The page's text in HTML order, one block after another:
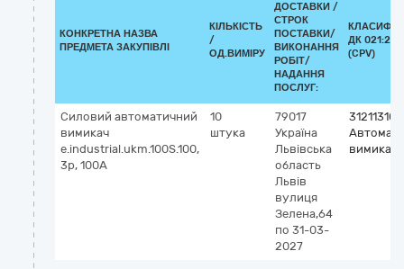
КОНКРЕТНА НАЗВА
ПРЕДМЕТА ЗАКУПІВЛІ
КІЛЬКІСТЬ
/
ОД.ВИМІРУ
ДОСТАВКИ /
СТРОК
ПОСТАВКИ/
ВИКОНАННЯ
РОБІТ/
НАДАННЯ
ПОСЛУГ:
ДК
(CPV)
Силовий автоматичний
вимикач
e.industrial.ukm.100S.100,
3р, 100А
10
штука
79017
Україна
Львівська
область
Львів
вулиця
Зелена,64
по 31-03-
2027
вимикачі